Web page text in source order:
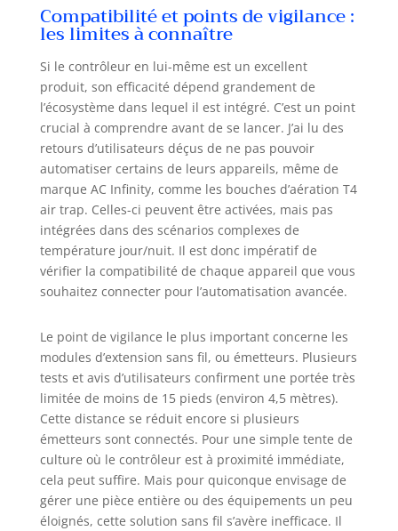
Compatibilité et points de vigilance :
les limites à connaître
Si le contrôleur en lui-même est un excellent
produit, son efficacité dépend grandement de
l’écosystème dans lequel il est intégré. C’est un point
crucial à comprendre avant de se lancer. J’ai lu des
retours d’utilisateurs déçus de ne pas pouvoir
automatiser certains de leurs appareils, même de
marque AC Infinity, comme les bouches d’aération T4
air trap. Celles-ci peuvent être activées, mais pas
intégrées dans des scénarios complexes de
température jour/nuit. Il est donc impératif de
vérifier la compatibilité de chaque appareil que vous
souhaitez connecter pour l’automatisation avancée.
Le point de vigilance le plus important concerne les
modules d’extension sans fil, ou émetteurs. Plusieurs
tests et avis d’utilisateurs confirment une portée très
limitée de moins de 15 pieds (environ 4,5 mètres).
Cette distance se réduit encore si plusieurs
émetteurs sont connectés. Pour une simple tente de
culture où le contrôleur est à proximité immédiate,
cela peut suffire. Mais pour quiconque envisage de
gérer une pièce entière ou des équipements un peu
éloignés, cette solution sans fil s’avère inefficace. Il